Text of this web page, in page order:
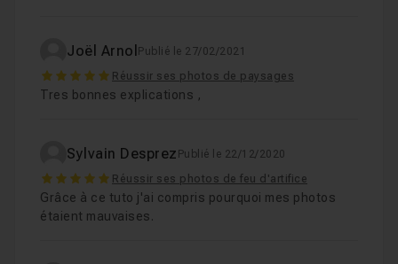
Joël Arnol Publié le 27/02/2021
5 Réussir ses photos de paysages
Tres bonnes explications ,
Sylvain Desprez Publié le 22/12/2020
5 Réussir ses photos de feu d'artifice
Grâce à ce tuto j'ai compris pourquoi mes photos
étaient mauvaises.